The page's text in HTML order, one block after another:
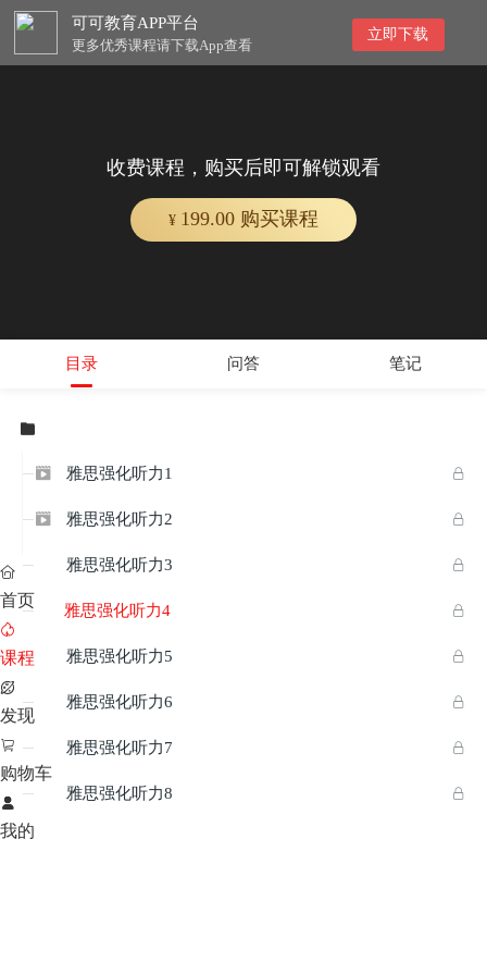
可可教育APP平台
更多优秀课程请下载App查看
立即下载
收费课程，购买后即可解锁观看
¥ 199.00 购买课程
目录 问答 笔记


 雅思强化听力1

 雅思强化听力2

雅思强化听力3

雅思强化听力4

雅思强化听力5

雅思强化听力6

雅思强化听力7

雅思强化听力8

首页

课程

发现

购物车

我的